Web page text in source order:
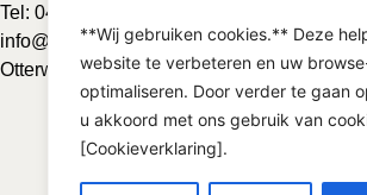
**Wij gebruiken cookies.** Deze
website te verbeteren en uw
optimaliseren. Door verder te gaan
u akkoord met ons gebruik van
[Cookieverklaring].
Tel: 0492-463624
info@omroeppeelrand.nl
Otterweg 25 5741BC
Vriendje
Club van
Contact